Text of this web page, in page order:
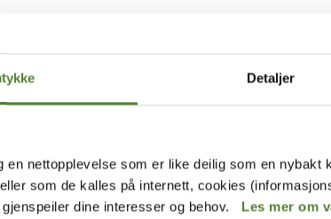
Detaljer
en nettopplevelse som er like deilig som en
som de kalles på internett, cookies
dine interesser og behov. Les mer om